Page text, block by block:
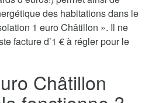
des habitations dans le
1 euro Châtillon ». Il ne
facture d’1 € à régler pour le
Châtillon